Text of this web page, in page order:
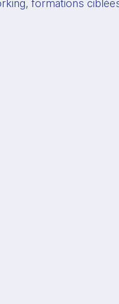
formations